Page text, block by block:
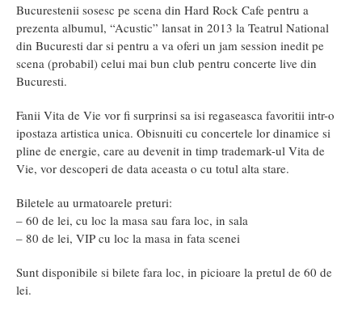
Bucurestenii sosesc pe scena din Hard Rock Cafe pentru a
prezenta albumul, “Acustic” lansat in 2013 la Teatrul National
din Bucuresti dar si pentru a va oferi un jam session inedit pe
scena (probabil) celui mai bun club pentru concerte live din
Bucuresti.
Fanii Vita de Vie vor fi surprinsi sa isi regaseasca favoritii intr-o
ipostaza artistica unica. Obisnuiti cu concertele lor dinamice si
pline de energie, care au devenit in timp trademark-ul Vita de
Vie, vor descoperi de data aceasta o cu totul alta stare.
Biletele au urmatoarele preturi:
– 60 de lei, cu loc la masa sau fara loc, in sala
– 80 de lei, VIP cu loc la masa in fata scenei
Sunt disponibile si bilete fara loc, in picioare la pretul de 60 de
lei.